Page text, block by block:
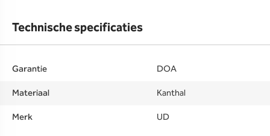
Technische specificaties
Garantie
DOA
Materiaal
Kanthal
Merk
UD